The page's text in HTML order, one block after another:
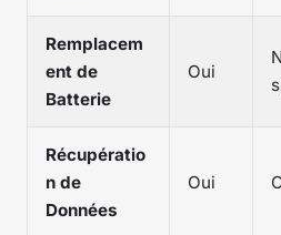
Remplacem
ent de
Batterie
Oui
Récupératio
n de
Données
Oui